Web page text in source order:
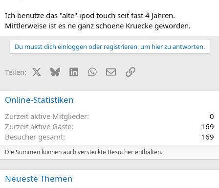
Ich benutze das "alte" ipod touch seit fast 4 Jahren.
Mittlerweise ist es ne ganz schoene Kruecke geworden.
Du musst dich einloggen oder registrieren, um hier zu antworten.
Teilen: X (Twitter)
BlueskyLinkedInWhatsApp
E-MailLink
Online-Statistiken
Zurzeit aktive Mitglieder
0
Zurzeit aktive Gäste
169
Besucher gesamt
169
Die Summen können auch versteckte Besucher enthalten.
Neueste Themen